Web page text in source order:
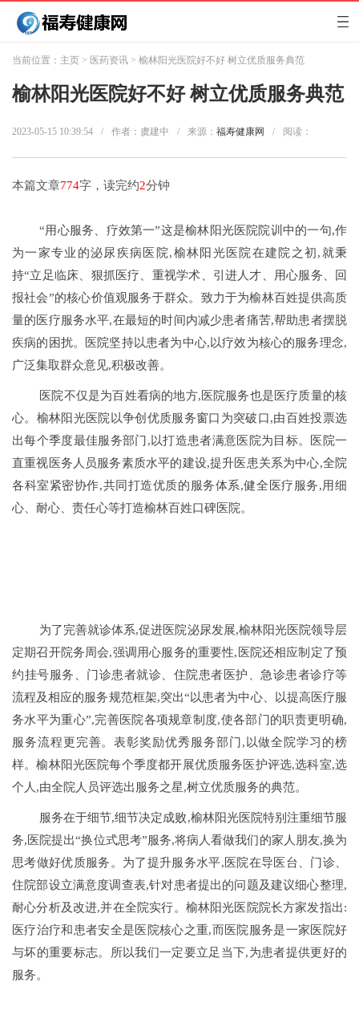
当前位置： 主页 > 医药资讯 > 榆林阳光医院好不好 树立优质服务典范
榆林阳光医院好不好 树立优质服务典范
2023-05-15 10:39:54 / 作者：虞建中 / 来源： 福寿健康网 / 阅读：
本篇文章774字，读完约2分钟
“用心服务、疗效第一”这是榆林阳光医院院训中的一句,作
为一家专业的泌尿疾病医院,榆林阳光医院在建院之初,就秉
持“立足临床、狠抓医疗、重视学术、引进人才、用心服务、回
报社会”的核心价值观服务于群众。致力于为榆林百姓提供高质
量的医疗服务水平,在最短的时间内减少患者痛苦,帮助患者摆脱
疾病的困扰。医院坚持以患者为中心,以疗效为核心的服务理念,
广泛集取群众意见,积极改善。
医院不仅是为百姓看病的地方,医院服务也是医疗质量的核
心。榆林阳光医院以争创优质服务窗口为突破口,由百姓投票选
出每个季度最佳服务部门,以打造患者满意医院为目标。医院一
直重视医务人员服务素质水平的建设,提升医患关系为中心,全院
各科室紧密协作,共同打造优质的服务体系,健全医疗服务,用细
心、耐心、责任心等打造榆林百姓口碑医院。
为了完善就诊体系,促进医院泌尿发展,榆林阳光医院领导层
定期召开院务周会,强调用心服务的重要性,医院还相应制定了预
约挂号服务、门诊患者就诊、住院患者医护、急诊患者诊疗等
流程及相应的服务规范框架,突出“以患者为中心、以提高医疗服
务水平为重心”,完善医院各项规章制度,使各部门的职责更明确,
服务流程更完善。表彰奖励优秀服务部门,以做全院学习的榜
样。榆林阳光医院每个季度都开展优质服务医护评选,选科室,选
个人,由全院人员评选出服务之星,树立优质服务的典范。
服务在于细节,细节决定成败,榆林阳光医院特别注重细节服
务,医院提出“换位式思考”服务,将病人看做我们的家人朋友,换为
思考做好优质服务。为了提升服务水平,医院在导医台、门诊、
住院部设立满意度调查表,针对患者提出的问题及建议细心整理,
耐心分析及改进,并在全院实行。榆林阳光医院院长方家发指出:
医疗治疗和患者安全是医院核心之重,而医院服务是一家医院好
与坏的重要标志。所以我们一定要立足当下,为患者提供更好的
服务。